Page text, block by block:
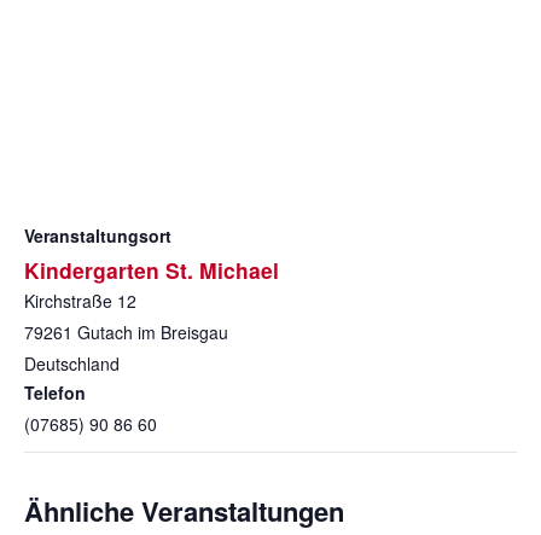
Veranstaltungsort
Kindergarten St. Michael
Kirchstraße 12
79261 Gutach im Breisgau
Deutschland
Telefon
(07685) 90 86 60
Ähnliche Veranstaltungen